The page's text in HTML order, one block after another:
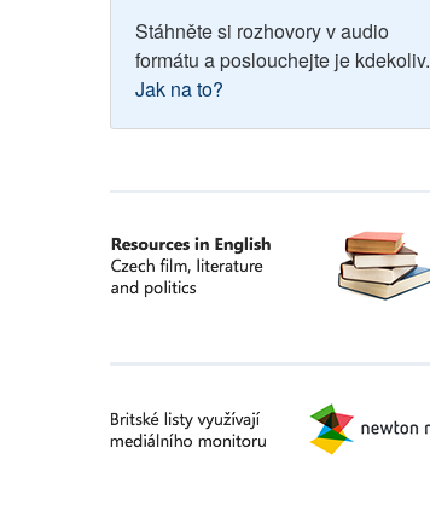
Stáhněte si rozhovory v audio
formátu a poslouchejte je kdekoliv.
Jak na to?